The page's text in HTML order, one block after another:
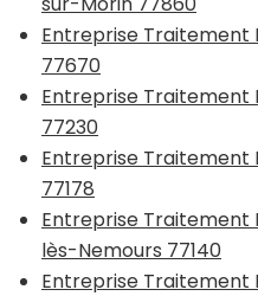
Entreprise Traitement
77670
Entreprise Traitement
77230
Entreprise Traitement
77178
Entreprise Traitement
lès-Nemours 77140
Entreprise Traitement